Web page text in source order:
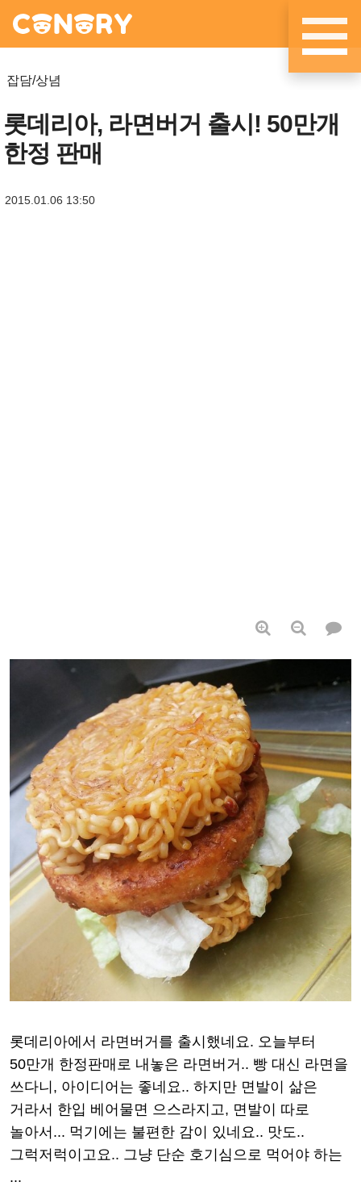
잡담/상념
롯데리아, 라면버거 출시! 50만개
한정 판매
2015.01.06 13:50
롯데리아에서 라면버거를 출시했네요. 오늘부터
50만개 한정판매로 내놓은 라면버거.. 빵 대신 라면을
쓰다니, 아이디어는 좋네요.. 하지만 면발이 삶은
거라서 한입 베어물면 으스라지고, 면발이 따로
놀아서... 먹기에는 불편한 감이 있네요.. 맛도..
그럭저럭이고요.. 그냥 단순 호기심으로 먹어야 하는
...